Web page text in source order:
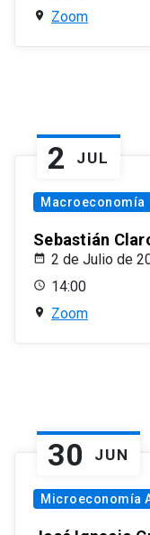
Zoom
2 JUL
Macroeconomía
Sebastián
2 de Julio de
14:00
Zoom
30 JUN
Microeconomía